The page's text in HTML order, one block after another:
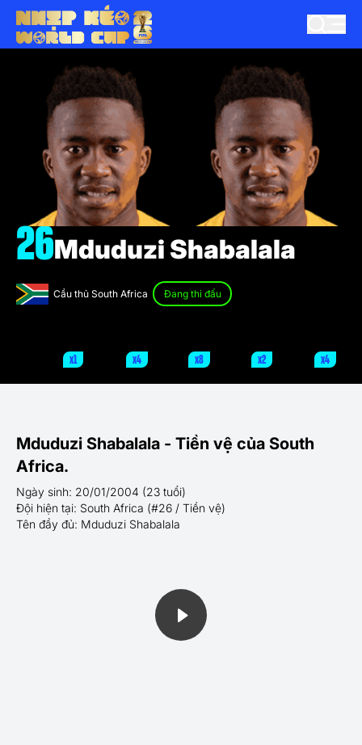
Cầu thủ South Africa Đang thi đấu
26Mduduzi Shabalala
x1 x4 x8 x2 x4
Mduduzi Shabalala - Tiền vệ của South
Africa.
Ngày sinh: 20/01/2004 (23 tuổi)
Đội hiện tại: South Africa (#26 / Tiền vệ)
Tên đầy đủ: Mduduzi Shabalala